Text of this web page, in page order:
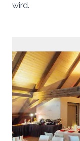
wird.